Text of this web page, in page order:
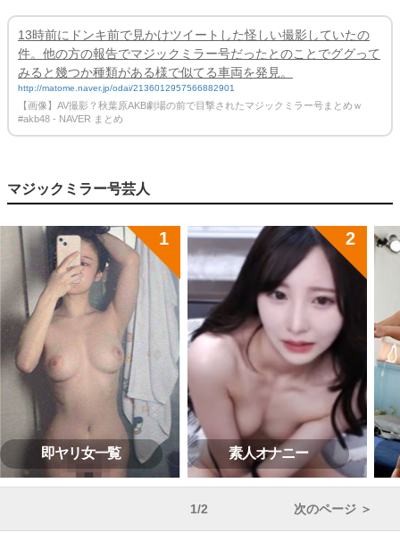
13時前にドンキ前で見かけツイートした怪しい撮影していたの
件。他の方の報告でマジックミラー号だったとのことでググって
みると幾つか種類がある様で似てる車両を発見。
http://matome.naver.jp/odai/2136012957566882901
【画像】AV撮影？秋葉原AKB劇場の前で目撃されたマジックミラー号まとめｗ
#akb48 - NAVER まとめ
マジックミラー号芸人
即ヤリ女一覧 素人オナニー
1/2 次のページ ＞